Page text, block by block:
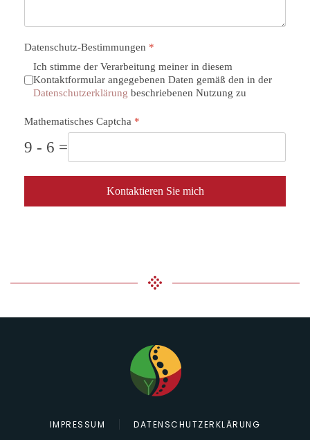
Datenschutz-Bestimmungen *
Ich stimme der Verarbeitung meiner in diesem
Kontaktformular angegebenen Daten gemäß den in der
Datenschutzerklärung beschriebenen Nutzung zu
Mathematisches Captcha *
9 - 6 =
Kontaktieren Sie mich
IMPRESSUM DATENSCHUTZERKLÄRUNG